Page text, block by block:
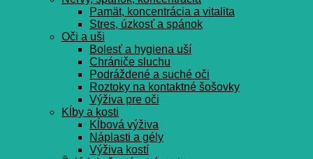
Pamät, koncentrácia a vitalita
Stres, úzkosť a spánok
Oči a uši
Bolesť a hygiena uší
Chrániče sluchu
Podráždené a suché oči
Roztoky na kontaktné šošovky
Výživa pre oči
Kĺby a kosti
Kĺbová výživa
Náplasti a gély
Výživa kostí